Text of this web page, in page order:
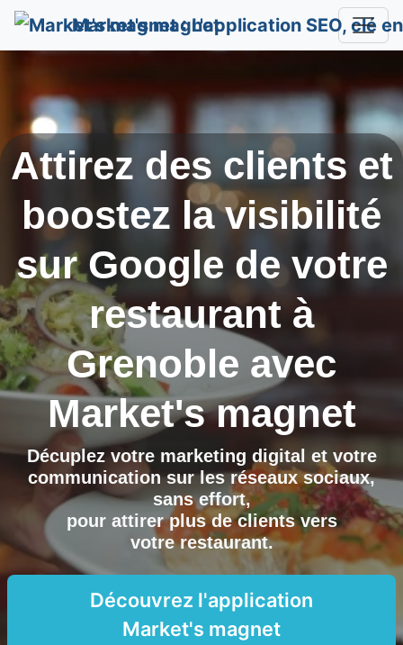
Market's magnet
Attirez des clients et
boostez la visibilité
sur Google de votre
restaurant à
Grenoble avec
Market's magnet
Décuplez votre marketing digital et votre
communication sur les réseaux sociaux,
sans effort,
pour attirer plus de clients vers
votre restaurant.
Découvrez l'application
Market's magnet